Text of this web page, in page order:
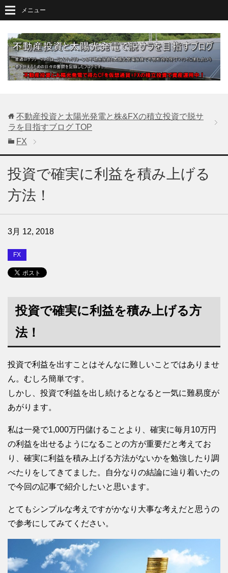
メニュー
不動産投資と太陽光発電と株&FXの積立投資で脱サ
ラを目指すブログ TOP
FX
投資で確実に利益を積み上げる
方法！
3月 12, 2018
FX
投資で確実に利益を積み上げる方
法！
投資で利益を出すことはそんなに難しいことではありませ
ん。むしろ簡単です。
しかし、投資で利益を出し続けるとなると一気に難易度が
あがります。
私は一発で1,000万円儲けることより、確実に毎月10万円
の利益を出せるようになることの方が重要だと考えてお
り、確実に利益を積み上げる方法がないかを勉強したり調
べたりをしてきてました。自分なりの結論に辿り着いたの
で今回の記事で紹介したいと思います。
とてもシンプルな考えですがかなり大事な考えだと思うの
で参考にしてみてください。